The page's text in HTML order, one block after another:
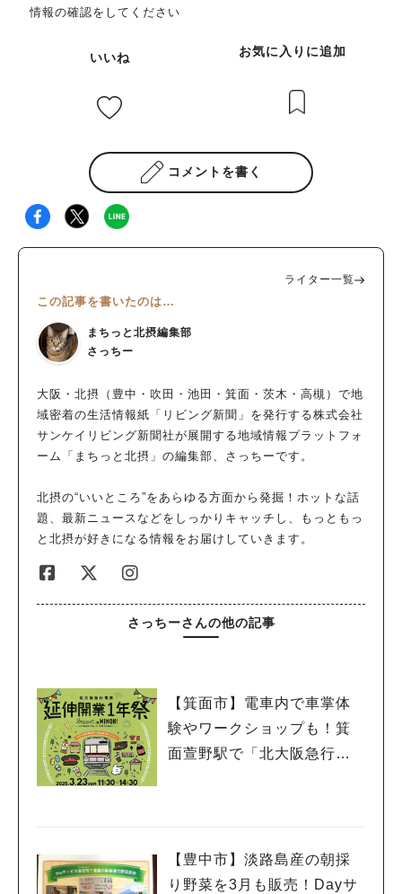
情報の確認をしてください
いいね お気に入りに追加
コメントを書く
ライター一覧
この記事を書いたのは…
まちっと北摂編集部
さっちー
大阪・北摂（豊中・吹田・池田・箕面・茨木・高槻）で地
域密着の生活情報紙「リビング新聞」を発行する株式会社
サンケイリビング新聞社が展開する地域情報プラットフォ
ーム「まちっと北摂」の編集部、さっちーです。
北摂の“いいところ”をあらゆる方面から発掘！ホットな話
題、最新ニュースなどをしっかりキャッチし、もっともっ
と北摂が好きになる情報をお届けしていきます。
さっちーさんの他の記事
【箕面市】電車内で車掌体
験やワークショップも！箕
面萱野駅で「北大阪急行電
【豊中市】淡路島産の朝採
り野菜を3月も販売！Dayサ